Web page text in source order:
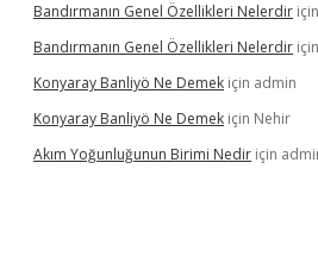
Bandırmanın Genel Özellikleri Nelerdir için
Bandırmanın Genel Özellikleri Nelerdir için
Konyaray Banliyö Ne Demek için admin
Konyaray Banliyö Ne Demek için Nehir
Akım Yoğunluğunun Birimi Nedir için